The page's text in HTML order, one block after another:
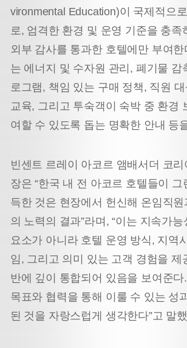
vironmental Education)이 국제적으
로, 엄격한 환경 및 운영 기준을 충족
외부 감사를 통과한 호텔에만 부여한
는 에너지 및 수자원 관리, 폐기물 감
로그램, 책임 있는 구매 정책, 직원
교육, 그리고 투숙객이 숙박 중 환경
여할 수 있도록 돕는 명확한 안내 등
빈센트 르레이 아코르 앰배서더 코
장은 “한국 내 전 아코르 호텔들이 그
득한 것은 현장에서 헌신해 온임직
의 노력의 결과”라며, “이는 지속가
요소가 아니라 호텔 운영 방식, 지역
임, 그리고 의미 있는 고객 경험을 제
반에 깊이 통합되어 있음을 보여준다
목표와 협력을 통해 이룰 수 있는 성
된 것을 자랑스럽게 생각한다”고 말